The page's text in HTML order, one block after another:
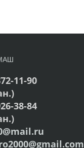
11-90
38-84